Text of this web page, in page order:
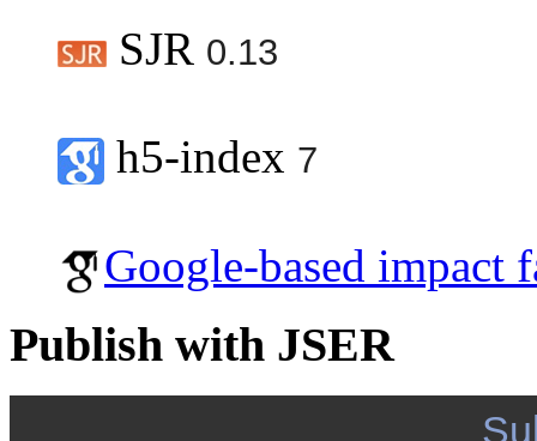
SJR 0.13
h5-index 7
Google-based impact
Publish with JSER